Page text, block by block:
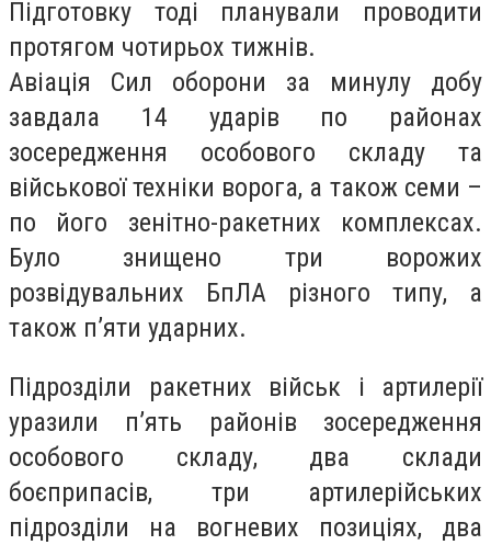
Підготовку тоді планували проводити
протягом чотирьох тижнів.
Авіація Сил оборони за минулу добу
завдала 14 ударів по районах
зосередження особового складу та
військової техніки ворога, а також семи –
по його зенітно-ракетних комплексах.
Було знищено три ворожих
розвідувальних БпЛА різного типу, а
також пʼяти ударних.
Підрозділи ракетних військ і артилерії
уразили пʼять районів зосередження
особового складу, два склади
боєприпасів, три артилерійських
підрозділи на вогневих позиціях, два